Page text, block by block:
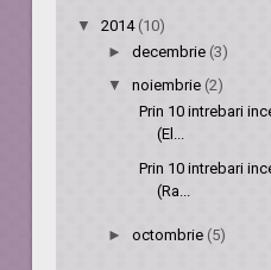
▼2014 (10)
► decembrie (3)
▼ noiembrie (2)
Prin 10 intrebari
(El...
Prin 10 intrebari
(Ra...
► octombrie (5)